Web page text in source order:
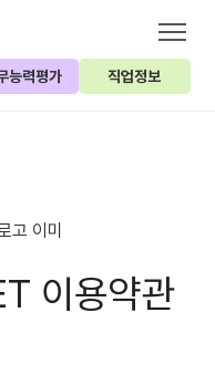
능력평가 직업정보
이용약관